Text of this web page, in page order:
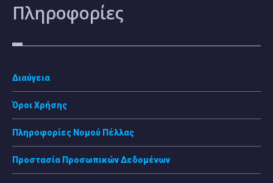
Πληροφορίες
Διαύγεια
Όροι Χρήσης
Πληροφορίες Νομού Πέλλας
Προστασία Προσωπικών Δεδομένων